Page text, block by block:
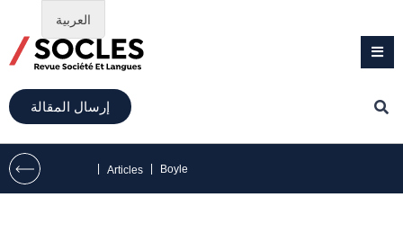
إرسال المقالة
Articles Boyle
العربية